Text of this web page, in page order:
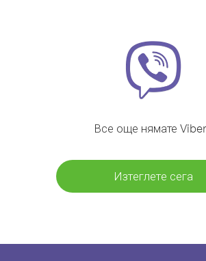
Все още нямате
Изтеглете сега